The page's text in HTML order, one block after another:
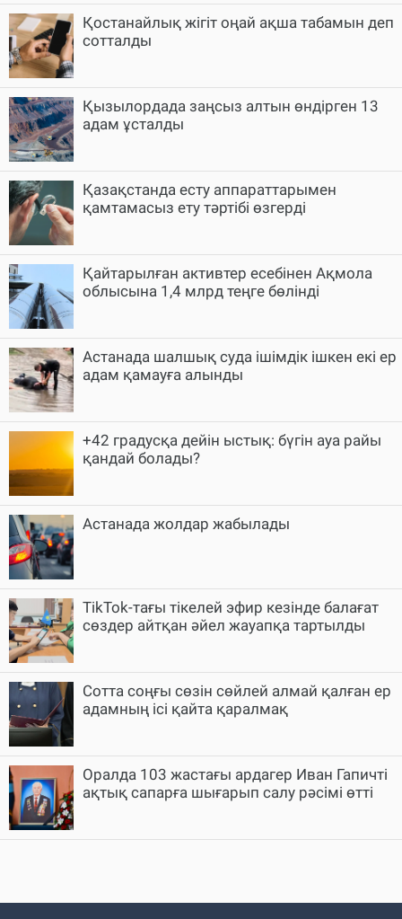
Қостанайлық жігіт оңай ақша табамын деп
сотталды
Қызылордада заңсыз алтын өндірген 13
адам ұсталды
Қазақстанда есту аппараттарымен
қамтамасыз ету тәртібі өзгерді
Қайтарылған активтер есебінен Ақмола
облысына 1,4 млрд теңге бөлінді
Астанада шалшық суда ішімдік ішкен екі ер
адам қамауға алынды
+42 градусқа дейін ыстық: бүгін ауа райы
қандай болады?
Астанада жолдар жабылады
TikTok-тағы тікелей эфир кезінде балағат
сөздер айтқан әйел жауапқа тартылды
Cотта соңғы сөзін сөйлей алмай қалған ер
адамның ісі қайта қаралмақ
Оралда 103 жастағы ардагер Иван Гапичті
ақтық сапарға шығарып салу рәсімі өтті